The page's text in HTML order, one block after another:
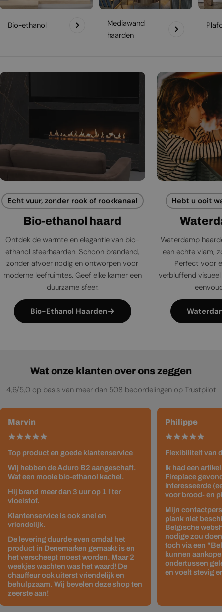
Bio-ethanol
Mediawand
haarden
Echt vuur, zonder rook of rookkanaal
Bio-ethanol haard
Ontdek de warmte en elegantie van bio-
ethanol sfeerhaarden. Schoon brandend,
zonder afvoer nodig en ontworpen voor
moderne leefruimtes. Geef elke kamer een
duurzame sfeer.
Bio-Ethanol Haarden
Hebt u ooit
Waterdamp
een echte vlam,
Perfect voor
verbluffend
Wat onze klanten over ons zeggen
4,6/5,0 op basis van meer dan 508 beoordelingen op Trustpilot
Marvin
Top product en goede klantenservice
Wij hebben de Aduro B2 aangeschaft.
Wat een mooie bio-ethanol kachel.
Hij brand meer dan 3 uur op 1 liter
vloeistof.
Klantenservice is ook snel en
vriendelijk.
De levering duurde even omdat het
product in Denemarken gemaakt is en
het verscheept moest worden. Maar 2
weekjes wachten was het waard! De
chauffeur ook uiterst vriendelijk en
behulpzaam. Wij bevelen deze shop ten
zeerste aan!
Philippe
Flexibiliteit van
Ik had een
Fireplace
interesseerde
voor brood- en
Mijn
plank niet
Belgische
nodige zou
toch via een
kunnen
ondertussen
en voelt stevig